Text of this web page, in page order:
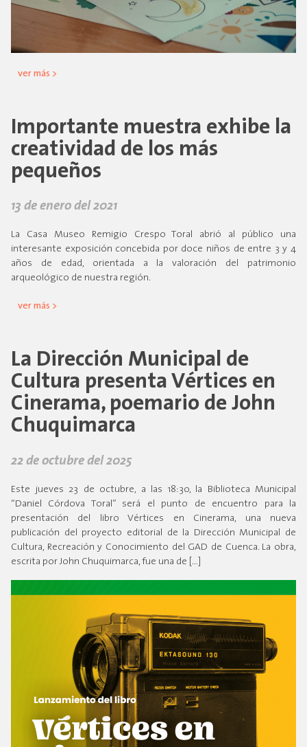
ver más >
Importante muestra exhibe la
creatividad de los más
pequeños
13 de enero del 2021
La Casa Museo Remigio Crespo Toral abrió al público una
interesante exposición concebida por doce niños de entre 3 y 4
años de edad, orientada a la valoración del patrimonio
arqueológico de nuestra región.
ver más >
La Dirección Municipal de
Cultura presenta Vértices en
Cinerama, poemario de John
Chuquimarca
22 de octubre del 2025
Este jueves 23 de octubre, a las 18:30, la Biblioteca Municipal
“Daniel Córdova Toral” será el punto de encuentro para la
presentación del libro Vértices en Cinerama, una nueva
publicación del proyecto editorial de la Dirección Municipal de
Cultura, Recreación y Conocimiento del GAD de Cuenca. La obra,
escrita por John Chuquimarca, fue una de […]